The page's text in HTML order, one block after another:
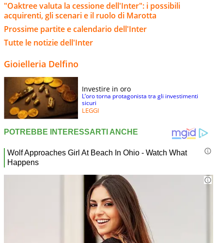
"Oaktree valuta la cessione dell'Inter": i possibili
acquirenti, gli scenari e il ruolo di Marotta
Prossime partite e calendario dell'Inter
Tutte le notizie dell'Inter
Gioielleria Delfino
Investire in oro
L’oro torna protagonista tra gli investimenti
sicuri
LEGGI